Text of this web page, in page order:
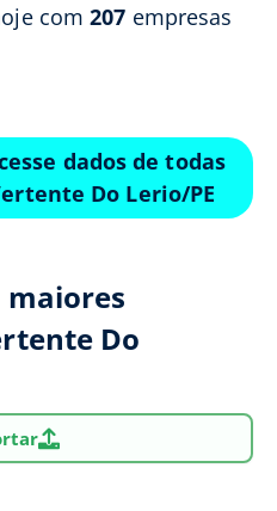
com207 empresas
dados de todas
Do Lerio/PE
maiores
Do